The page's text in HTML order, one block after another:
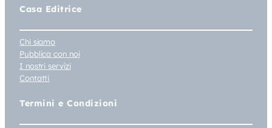
Casa Editrice
Chi siamo
Pubblica con noi
I nostri servizi
Contatti
Termini e Condizioni